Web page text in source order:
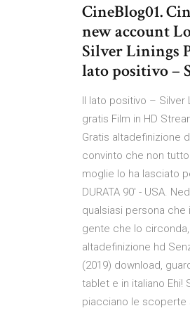
CineBlog01.
new account
Silver Linings
lato positivo –
Il lato positivo – Silver
gratis Film in HD
Gratis altadefinizione
convinto che non
moglie lo ha lasciato
DURATA 90′ - USA.
qualsiasi persona
gente che lo
altadefinizione hd
(2019) download,
tablet e in italiano
piacciano le scoperte